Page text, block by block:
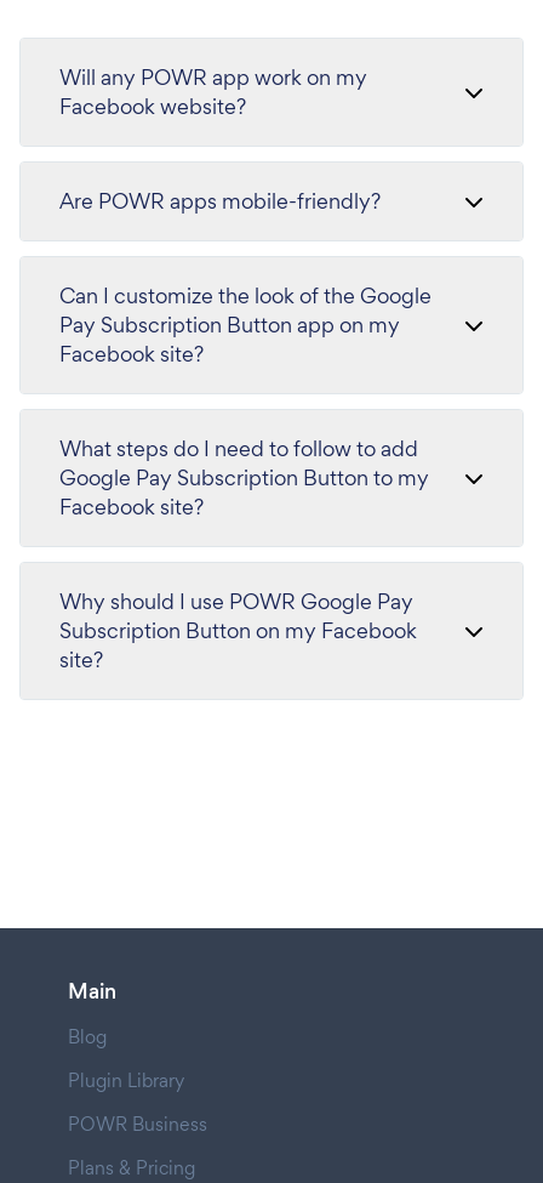
Will any POWR app work on my
Facebook website?
Are POWR apps mobile-friendly?
Can I customize the look of the Google
Pay Subscription Button app on my
Facebook site?
What steps do I need to follow to add
Google Pay Subscription Button to my
Facebook site?
Why should I use POWR Google Pay
Subscription Button on my Facebook
site?
Main
Blog
Plugin Library
POWR Business
Plans & Pricing